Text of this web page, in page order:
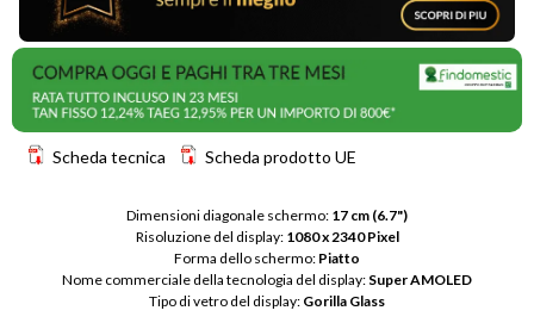
Scheda tecnica Scheda prodotto UE
Dimensioni diagonale schermo: 17 cm (6.7")
Risoluzione del display: 1080 x 2340 Pixel
Forma dello schermo: Piatto
Nome commerciale della tecnologia del display: Super AMOLED
Tipo di vetro del display: Gorilla Glass